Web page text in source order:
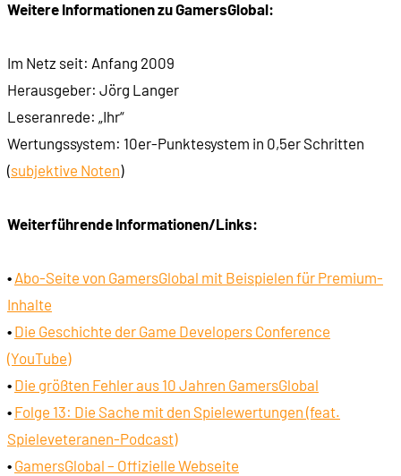
Weitere Informationen zu GamersGlobal:
Im Netz seit: Anfang 2009
Herausgeber: Jörg Langer
Leseranrede: „Ihr“
Wertungssystem: 10er-Punktesystem in 0,5er Schritten
(subjektive Noten)
Weiterführende Informationen/Links:
• Abo-Seite von GamersGlobal mit Beispielen für Premium-
Inhalte
• Die Geschichte der Game Developers Conference
(YouTube)
• Die größten Fehler aus 10 Jahren GamersGlobal
• Folge 13: Die Sache mit den Spielewertungen (feat.
Spieleveteranen-Podcast)
• GamersGlobal – Offizielle Webseite